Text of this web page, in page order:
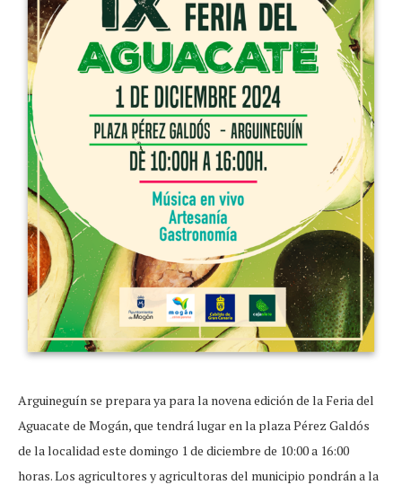
Arguineguín se prepara ya para la novena edición de la Feria del
Aguacate de Mogán, que tendrá lugar en la plaza Pérez Galdós
de la localidad este domingo 1 de diciembre de 10:00 a 16:00
horas. Los agricultores y agricultoras del municipio pondrán a la